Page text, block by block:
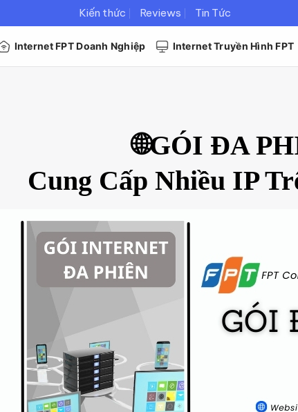
Kiến thức Reviews Tin Tức
Internet FPT Doanh Nghiệp Internet Truyền Hình FPT
🌐GÓI ĐA
Cung Cấp Nhiều IP